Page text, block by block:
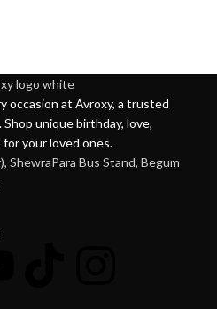
occasion at Avroxy, a trusted
unique birthday, love,
your loved ones.
ShewraPara Bus Stand, Begum